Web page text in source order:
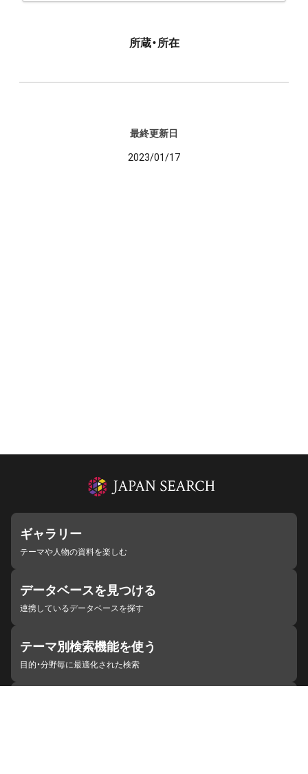
所蔵・所在
最終更新日
2023/01/17
ギャラリー
テーマや人物の資料を楽しむ
データベースを見つける
連携しているデータベースを探す
テーマ別検索機能を使う
目的・分野毎に最適化された検索